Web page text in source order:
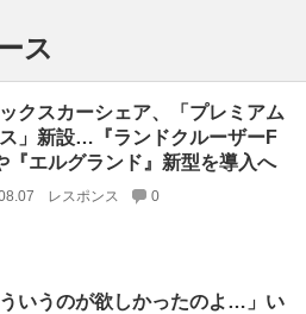
ス
クスカーシェア、「プレミアム
」新設…『ランドクルーザーF
『エルグランド』新型を導入へ
レスポンス 0
ういうのが欲しかったのよ…」い